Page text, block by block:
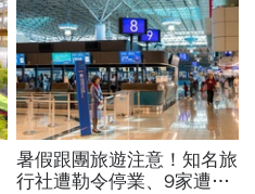
暑假跟團旅遊注意！知名旅
行社遭勒令停業、9家遭廢